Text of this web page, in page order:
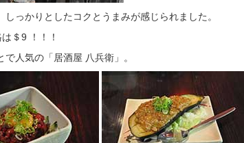
っかりとしたコクとうまみが感じられました。
＄9 ！！！
人気の「居酒屋 八兵衛」。